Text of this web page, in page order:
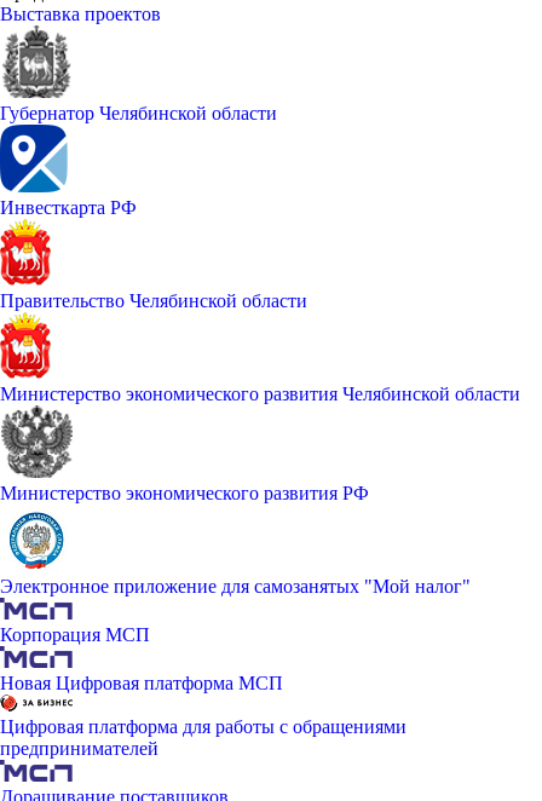
Выставка проектов
Губернатор Челябинской области
Инвесткарта РФ
Правительство Челябинской области
Министерство экономического развития Челябинской области
Министерство экономического развития РФ
Электронное приложение для самозанятых "Мой налог"
Корпорация МСП
Новая Цифровая платформа МСП
Цифровая платформа для работы с обращениями
предпринимателей
Доращивание поставщиков